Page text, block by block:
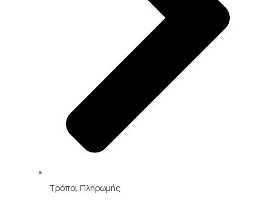
Τρόποι Πληρωμής